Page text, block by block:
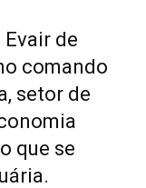
Evair de
comando
setor de
que se